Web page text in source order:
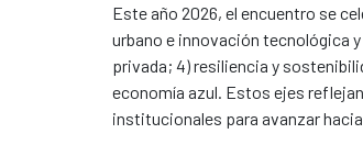
Este año 2026, el encuentro se
urbano e innovación tecnológica
privada; 4) resiliencia y
economía azul. Estos ejes
institucionales para avanzar